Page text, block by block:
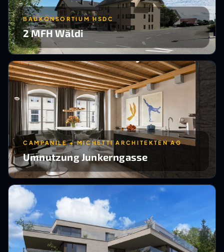
BAUKONSORTIUM HSDC
2 MFH Wäldi
CAMPANILE + MICHETTI ARCHITEKTEN AG
Umnutzung Junkerngasse